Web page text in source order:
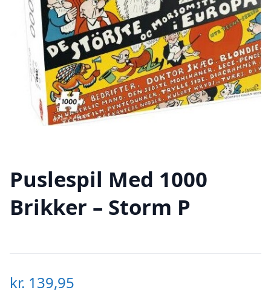
Puslespil Med 1000
Brikker – Storm P
kr. 139,95